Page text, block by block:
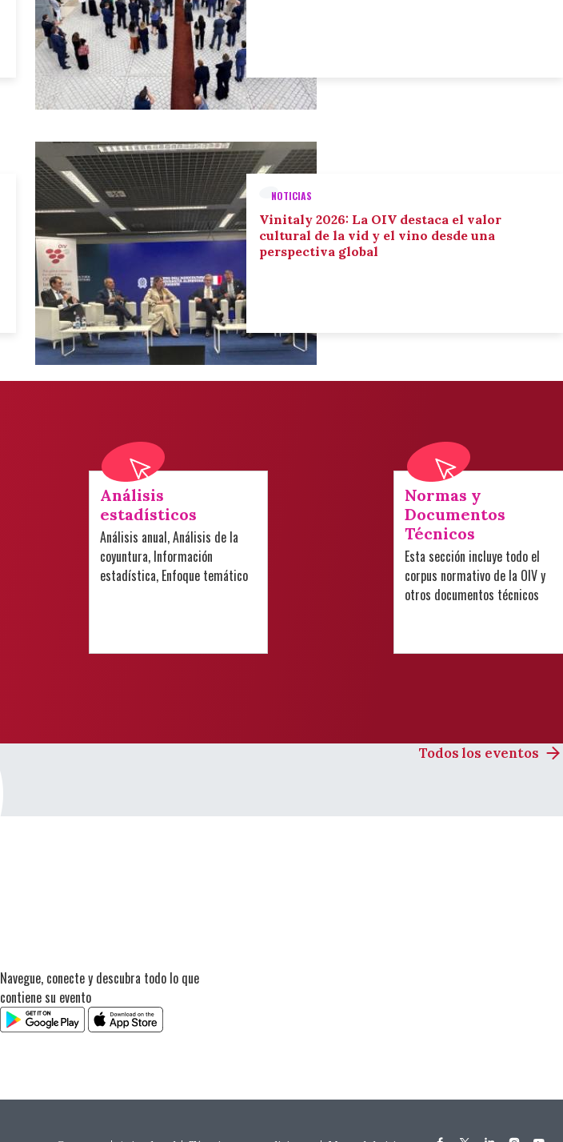
NOTICIAS
Vinitaly 2026: La OIV destaca el valor
cultural de la vid y el vino desde una
perspectiva global
Análisis
estadísticos
Análisis anual, Análisis de la
coyuntura, Información
estadística, Enfoque temático
Normas y
Documentos
Técnicos
Esta sección incluye todo el
corpus normativo de la OIV y
otros documentos técnicos
Todos los eventos
Navegue, conecte y descubra todo lo que
contiene su evento